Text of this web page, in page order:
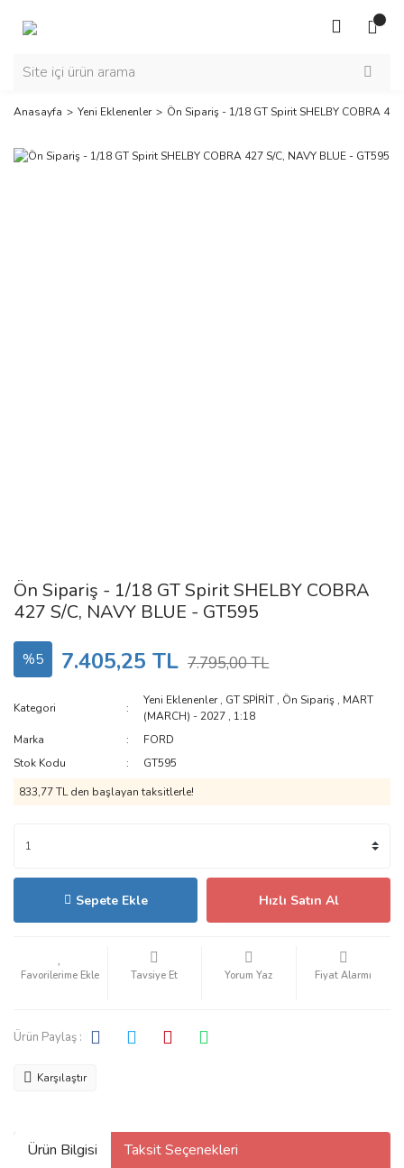
Anasayfa Yeni Eklenenler Ön Sipariş - 1/18 GT Spirit SHELBY COBRA
Ön Sipariş - 1/18 GT Spirit SHELBY COBRA
427 S/C, NAVY BLUE - GT595
%5 7.405,25 TL 7.795,00 TL
Kategori
Yeni Eklenenler, GT SPİRİT , Ön Sipariş , MART
(MARCH) - 2027 , 1:18
Marka
FORD
Stok Kodu
GT595
833,77 TL den başlayan taksitlerle!
Sepete Ekle Hızlı Satın Al
Tavsiye Et Yorum Yaz Fiyat Alarmı
Ürün Paylaş :
Karşılaştır
Ürün Bilgisi Taksit Seçenekleri